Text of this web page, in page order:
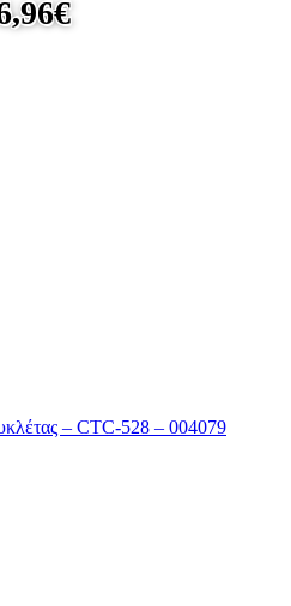
€
– CTC-528 – 004079